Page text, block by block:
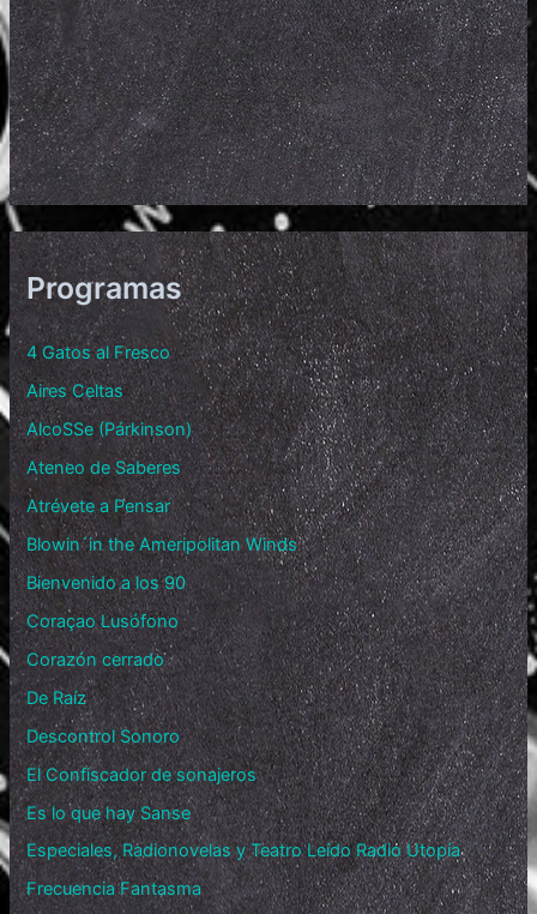
Programas
4 Gatos al Fresco
Aires Celtas
AlcoSSe (Párkinson)
Ateneo de Saberes
Atrévete a Pensar
Blowin´in the Ameripolitan Winds
Bienvenido a los 90
Coraçao Lusófono
Corazón cerrado
De Raíz
Descontrol Sonoro
El Confiscador de sonajeros
Es lo que hay Sanse
Especiales, Radionovelas y Teatro Leído Radio Utopía
Frecuencia Fantasma